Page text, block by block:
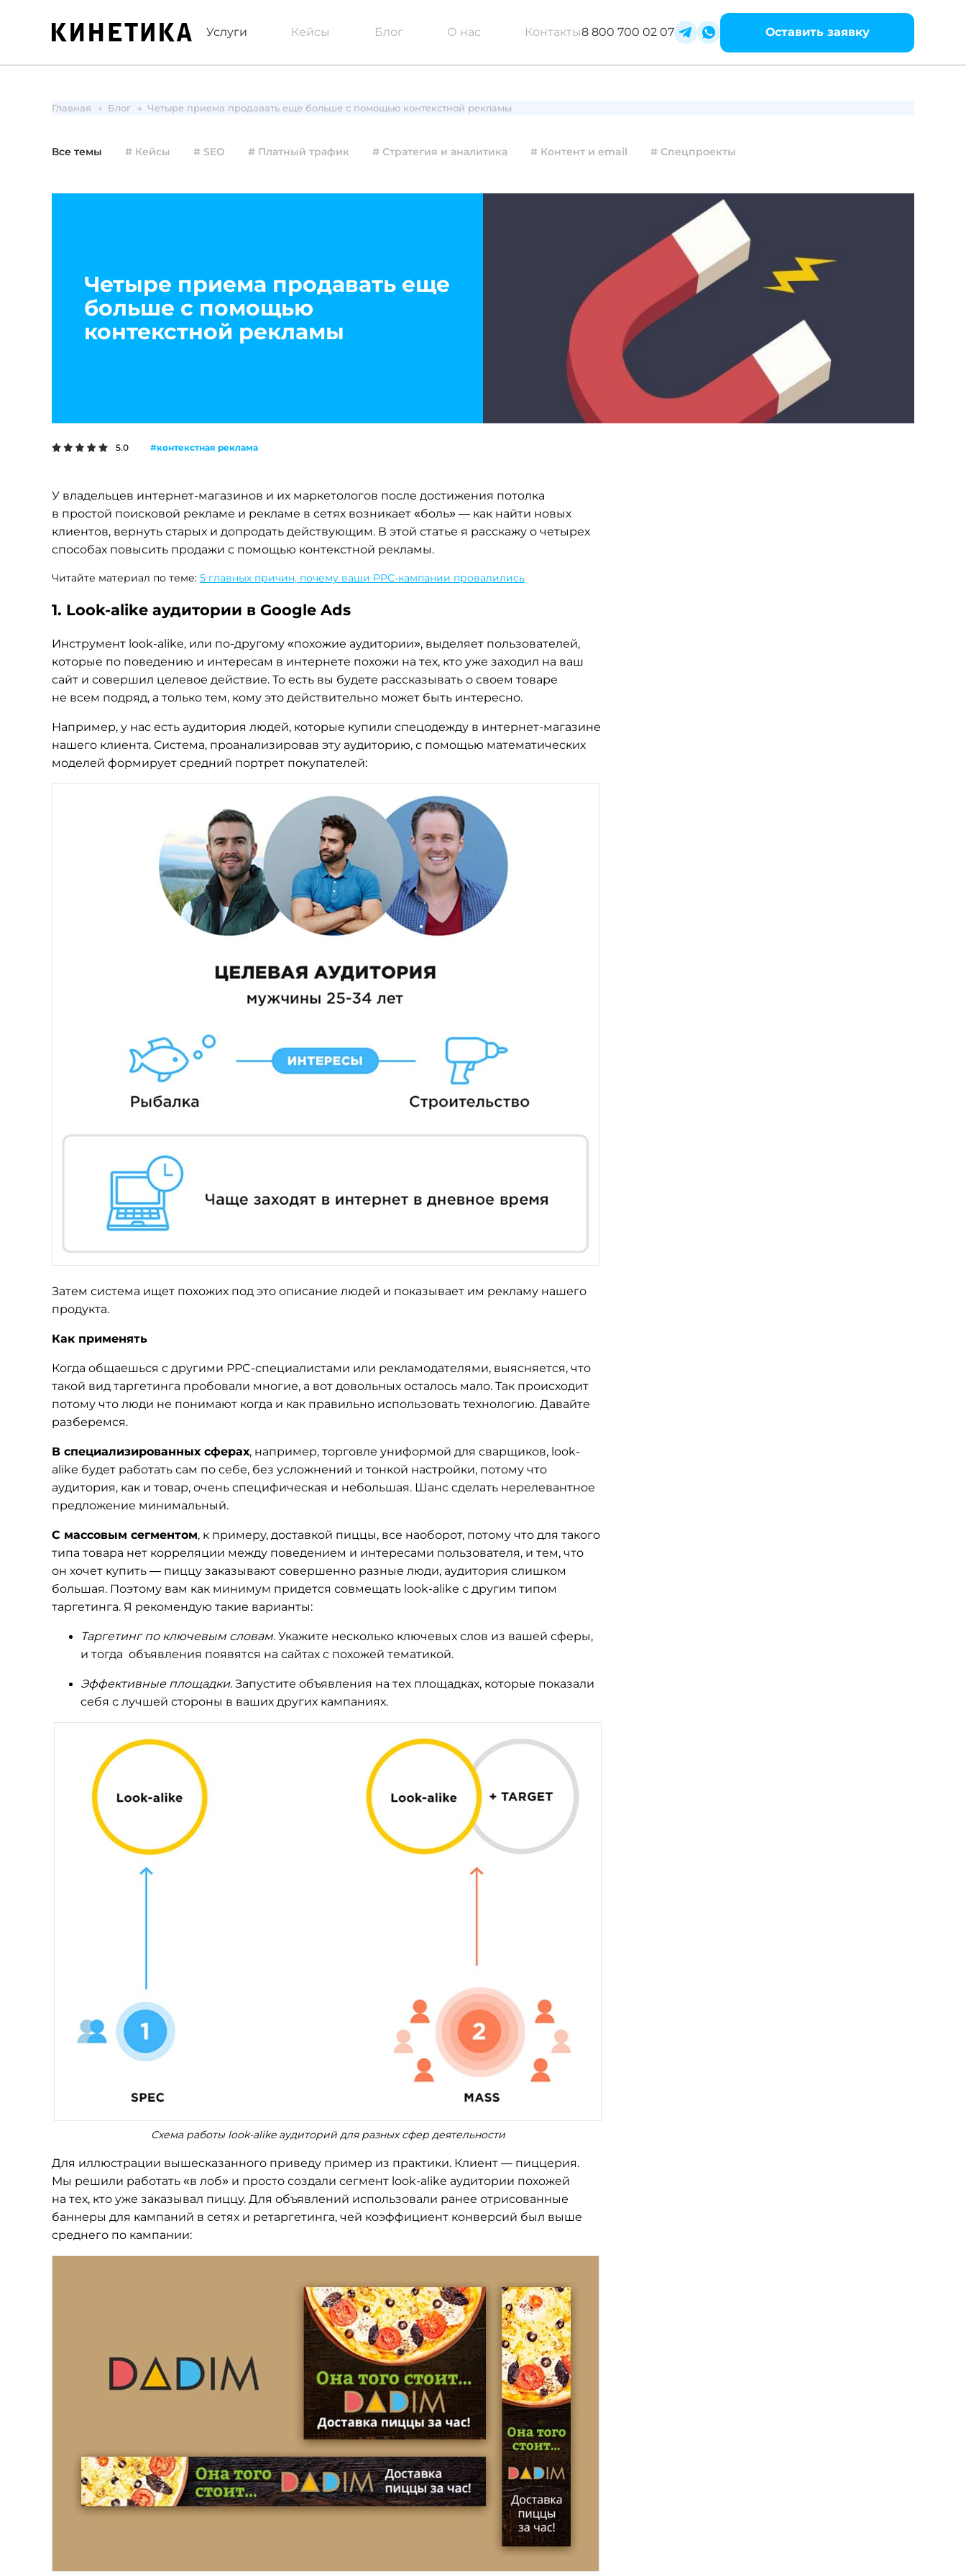
Услуги Кейсы Блог О нас Контакты8 800 700 02 07 Оставить заявку
Главная Блог Четыре приема продавать еще больше с помощью контекстной рекламы
Все темы # Кейсы # SEO # Платный трафик # Стратегия и аналитика # Контент и email # Спецпроекты
Четыре приема продавать еще
больше с помощью
контекстной рекламы
5.0 #контекстная реклама
У владельцев интернет-магазинов и их маркетологов после достижения потолка
в простой поисковой рекламе и рекламе в сетях возникает «боль» — как найти новых
клиентов, вернуть старых и допродать действующим. В этой статье я расскажу о четырех
способах повысить продажи с помощью контекстной рекламы.
Читайте материал по теме: 5 главных причин, почему ваши PPC-кампании провалились
1. Look-alike аудитории в Google Ads
Инструмент look-alike, или по-другому «похожие аудитории», выделяет пользователей,
которые по поведению и интересам в интернете похожи на тех, кто уже заходил на ваш
сайт и совершил целевое действие. То есть вы будете рассказывать о своем товаре
не всем подряд, а только тем, кому это действительно может быть интересно.
Например, у нас есть аудитория людей, которые купили спецодежду в интернет-магазине
нашего клиента. Система, проанализировав эту аудиторию, с помощью математических
моделей формирует средний портрет покупателей:
Затем система ищет похожих под это описание людей и показывает им рекламу нашего
продукта.
Как применять
Когда общаешься с другими PPC-специалистами или рекламодателями, выясняется, что
такой вид таргетинга пробовали многие, а вот довольных осталось мало. Так происходит
потому что люди не понимают когда и как правильно использовать технологию. Давайте
разберемся.
В специализированных сферах, например, торговле униформой для сварщиков, look-
alike будет работать сам по себе, без усложнений и тонкой настройки, потому что
аудитория, как и товар, очень специфическая и небольшая. Шанс сделать нерелевантное
предложение минимальный.
С массовым сегментом, к примеру, доставкой пиццы, все наоборот, потому что для такого
типа товара нет корреляции между поведением и интересами пользователя, и тем, что
он хочет купить — пиццу заказывают совершенно разные люди, аудитория слишком
большая. Поэтому вам как минимум придется совмещать look-alike с другим типом
таргетинга. Я рекомендую такие варианты:
Таргетинг по ключевым словам. Укажите несколько ключевых слов из вашей сферы,
и тогда объявления появятся на сайтах с похожей тематикой.
Эффективные площадки. Запустите объявления на тех площадках, которые показали
себя с лучшей стороны в ваших других кампаниях.
Схема работы look-alike аудиторий для разных сфер деятельности
Для иллюстрации вышесказанного приведу пример из практики. Клиент — пиццерия.
Мы решили работать «в лоб» и просто создали сегмент look-alike аудитории похожей
на тех, кто уже заказывал пиццу. Для объявлений использовали ранее отрисованные
баннеры для кампаний в сетях и ретаргетинга, чей коэффициент конверсий был выше
среднего по кампании: